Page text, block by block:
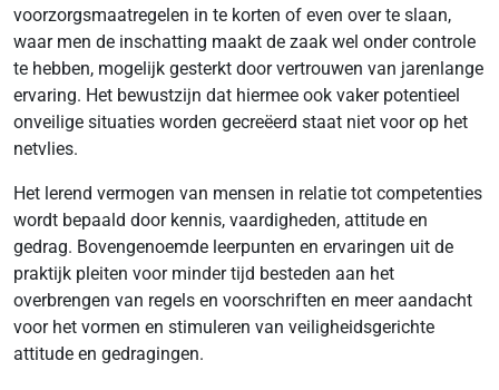
voorzorgsmaatregelen in te korten of even over te slaan,
waar men de inschatting maakt de zaak wel onder controle
te hebben, mogelijk gesterkt door vertrouwen van jarenlange
ervaring. Het bewustzijn dat hiermee ook vaker potentieel
onveilige situaties worden gecreëerd staat niet voor op het
netvlies.
Het lerend vermogen van mensen in relatie tot competenties
wordt bepaald door kennis, vaardigheden, attitude en
gedrag. Bovengenoemde leerpunten en ervaringen uit de
praktijk pleiten voor minder tijd besteden aan het
overbrengen van regels en voorschriften en meer aandacht
voor het vormen en stimuleren van veiligheidsgerichte
attitude en gedragingen.